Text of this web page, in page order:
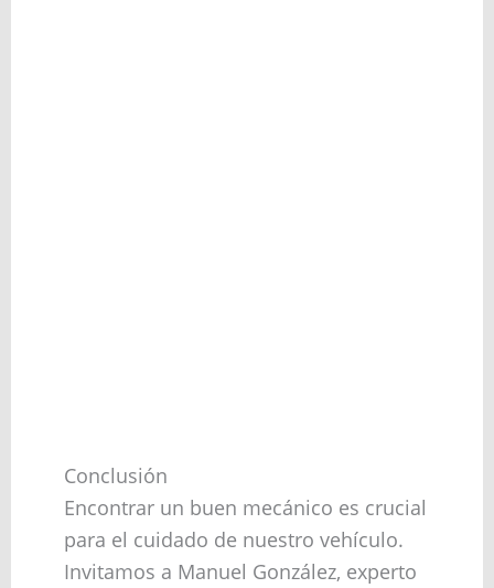
Conclusión
Encontrar un buen mecánico es crucial
para el cuidado de nuestro vehículo.
Invitamos a Manuel González, experto